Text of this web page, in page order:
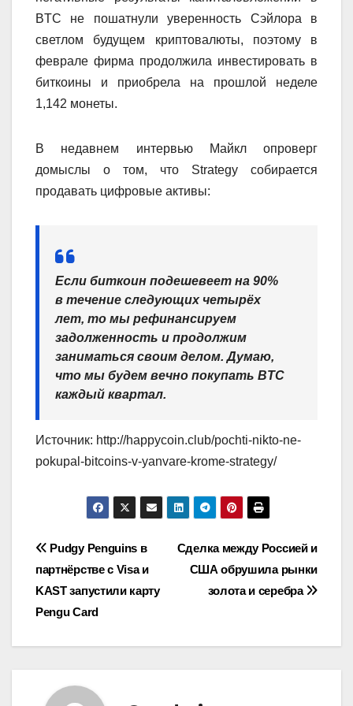
BTC не пошатнули уверенность Сэйлора в
светлом будущем криптовалюты, поэтому в
феврале фирма продолжила инвестировать в
биткоины и приобрела на прошлой неделе
1,142 монеты.
В недавнем интервью Майкл опроверг
домыслы о том, что Strategy собирается
продавать цифровые активы:
Если биткоин подешевеет на 90%
в течение следующих четырёх
лет, то мы рефинансируем
задолженность и продолжим
заниматься своим делом. Думаю,
что мы будем вечно покупать BTC
каждый квартал.
Источник: http://happycoin.club/pochti-nikto-ne-
pokupal-bitcoins-v-yanvare-krome-strategy/
Навигация
по
записям
Сделка между Россией и
США обрушила рынки
золота и серебра
Pudgy Penguins в
партнёрстве с Visa и
KAST запустили карту
Pengu Card